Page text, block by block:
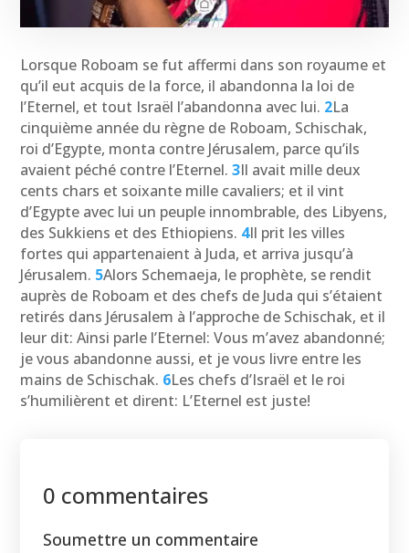
Lorsque Roboam se fut affermi dans son royaume et
qu’il eut acquis de la force, il abandonna la loi de
l’Eternel, et tout Israël l’abandonna avec lui. 2La
cinquième année du règne de Roboam, Schischak,
roi d’Egypte, monta contre Jérusalem, parce qu’ils
avaient péché contre l’Eternel.3Il avait mille deux
cents chars et soixante mille cavaliers; et il vint
d’Egypte avec lui un peuple innombrable, des Libyens,
des Sukkiens et des Ethiopiens. 4Il prit les villes
fortes qui appartenaient à Juda, et arriva jusqu’à
Jérusalem. 5Alors Schemaeja, le prophète, se rendit
auprès de Roboam et des chefs de Juda qui s’étaient
retirés dans Jérusalem à l’approche de Schischak, et il
leur dit: Ainsi parle l’Eternel: Vous m’avez abandonné;
je vous abandonne aussi, et je vous livre entre les
mains de Schischak. 6Les chefs d’Israël et le roi
s’humilièrent et dirent: L’Eternel est juste!
0 commentaires
Soumettre un commentaire